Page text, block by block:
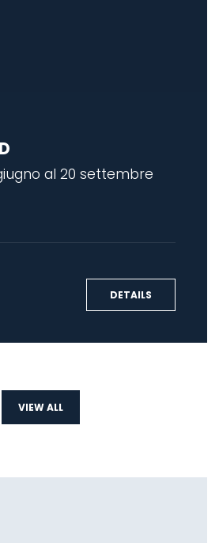
al 20 settembre
DETAILS
VIEW ALL